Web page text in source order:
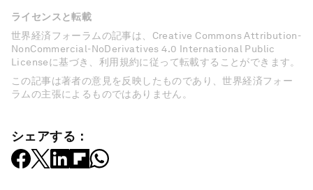
ライセンスと転載
世界経済フォーラムの記事は、Creative Commons Attribution-
NonCommercial-NoDerivatives 4.0 International Public
Licenseに基づき、利用規約に従って転載することができます。
この記事は著者の意見を反映したものであり、世界経済フォー
ラムの主張によるものではありません。
シェアする：